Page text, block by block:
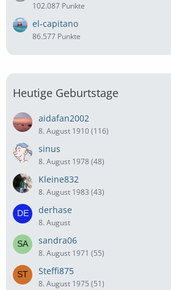
102.087 Punkte
el-capitano
86.577 Punkte
Heutige Geburtstage
aidafan2002
8. August 1910 (116)
sinus
8. August 1978 (48)
Kleine832
8. August 1983 (43)
derhase
8. August
sandra06
8. August 1971 (55)
Steffi875
8. August 1975 (51)